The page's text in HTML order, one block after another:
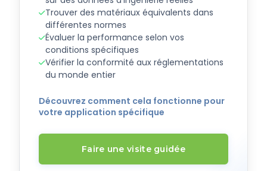
Trouver des matériaux équivalents dans
différentes normes
Évaluer la performance selon vos
conditions spécifiques
Vérifier la conformité aux réglementations
du monde entier
Découvrez comment cela fonctionne pour
votre application spécifique
Faire une visite guidée